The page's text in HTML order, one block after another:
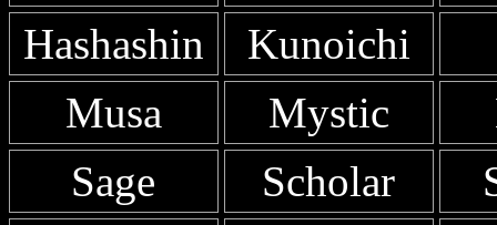
Hashashin
Kunoichi
Musa
Mystic
Sage
Scholar